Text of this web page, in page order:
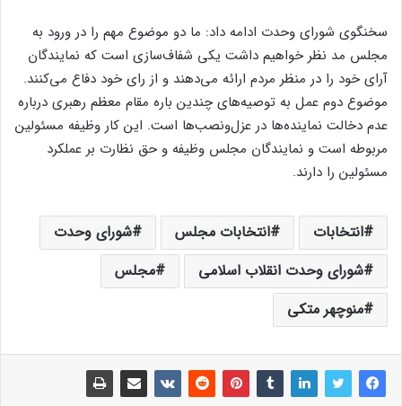
سخنگوی شورای وحدت ادامه داد: ما دو موضوع مهم را در ورود به
مجلس مد نظر خواهیم داشت یکی شفاف‌سازی است که نمایندگان
آرای خود را در منظر مردم ارائه می‌دهند و از رای خود دفاع می‌کنند.
موضوع دوم عمل به توصیه‌های چندین باره مقام معظم رهبری درباره
عدم دخالت نماینده‌ها در عزل‌و‌نصب‌ها است. این کار وظیفه مسئولین
مربوطه است و نمایندگان مجلس وظیفه و حق نظارت بر عملکرد
مسئولین را دارند.
انتخابات انتخابات مجلس
شورای وحدت
شورای وحدت انقلاب اسلامی
مجلس
منوچهر متکی